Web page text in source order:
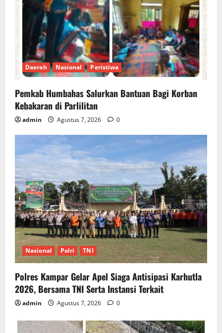
Daerah Nasional Peristiwa
Pemkab Humbahas Salurkan Bantuan Bagi Korban
Kebakaran di Parlilitan
admin Agustus 7, 2026 0
Nasional Polri TNI
Polres Kampar Gelar Apel Siaga Antisipasi Karhutla
2026, Bersama TNI Serta Instansi Terkait
admin Agustus 7, 2026 0